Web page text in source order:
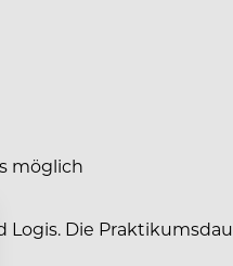
möglich
Die